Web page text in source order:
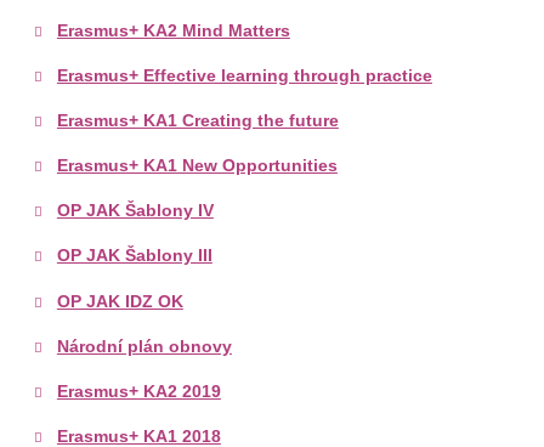
Erasmus+ KA2 Mind Matters
Erasmus+ Effective learning through practice
Erasmus+ KA1 Creating the future
Erasmus+ KA1 New Opportunities
OP JAK Šablony IV
OP JAK Šablony III
OP JAK IDZ OK
Národní plán obnovy
Erasmus+ KA2 2019
Erasmus+ KA1 2018